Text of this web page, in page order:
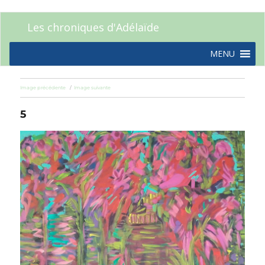
Les chroniques d'Adélaïde
MENU
Image précédente Image suivante
5